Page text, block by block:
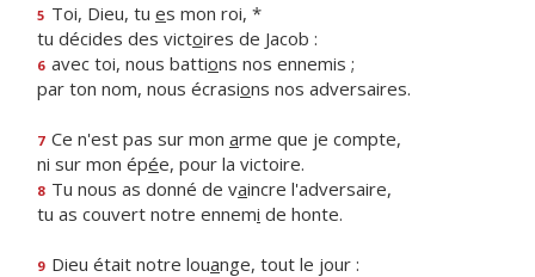
5 Toi, Dieu, tu es mon roi, *
tu décides des victoires de Jacob :
6 avec toi, nous battions nos ennemis ;
par ton nom, nous écrasions nos adversaires.
7 Ce n'est pas sur mon arme que je compte,
ni sur mon épée, pour la victoire.
8 Tu nous as donné de vaincre l'adversaire,
tu as couvert notre ennemi de honte.
9 Dieu était notre louange, tout le jour :